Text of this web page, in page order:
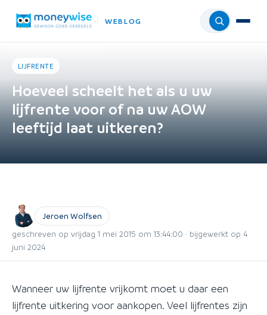
WEBLOG Menu
LIJFRENTE
Hoeveel scheelt het als u uw
lijfrente voor of na uw AOW
leeftijd laat uitkeren?
Jeroen Wolfsen
geschreven op vrijdag 1 mei 2015 om 13:44:00 · bijgewerkt op 4
juni 2024
Wanneer uw lijfrente vrijkomt moet u daar een
lijfrente uitkering voor aankopen. Veel lijfrentes zijn